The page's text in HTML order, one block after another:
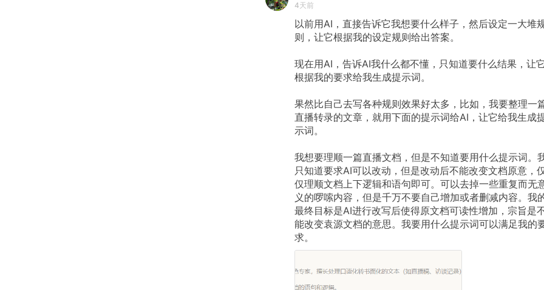
4天前
以前用AI，直接告诉它我想要什么样子，然后设定一大堆
则，让它根据我的设定规则给出答案。
现在用AI，告诉AI我什么都不懂，只知道要什么结果，让它
根据我的要求给我生成提示词。
果然比自己去写各种规则效果好太多，比如，我要整理一
直播转录的文章，就用下面的提示词给AI，让它给我生成
示词。
我想要理顺一篇直播文档，但是不知道要用什么提示词。
只知道要求AI可以改动，但是改动后不能改变文档原意，
仅理顺文档上下逻辑和语句即可。可以去掉一些重复而无
义的啰嗦内容，但是千万不要自己增加或者删减内容。我
最终目标是AI进行改写后使得原文档可读性增加，宗旨是
能改变袁源文档的意思。我要用什么提示词可以满足我的
求。